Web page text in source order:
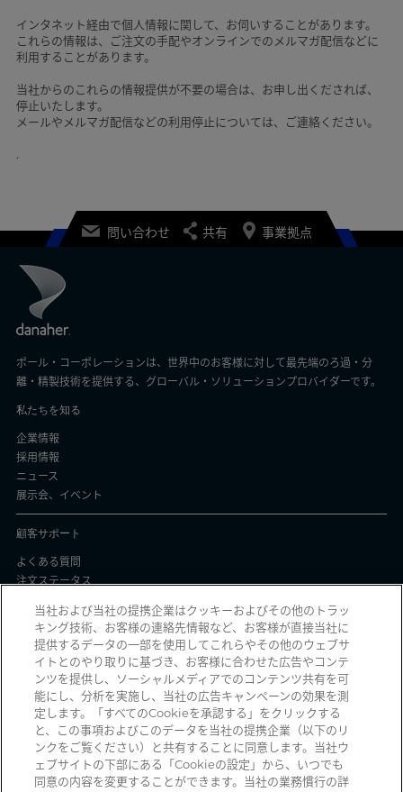
インタネット経由で個人情報に関して、お伺いすることがあります。
これらの情報は、ご注文の手配やオンラインでのメルマガ配信などに
利用することがあります。
当社からのこれらの情報提供が不要の場合は、お申し出くだされば、
停止いたします。
メールやメルマガ配信などの利用停止については、ご連絡ください。
.
問い合わせ 共有 事業拠点
ポール・コーポレーションは、世界中のお客様に対して最先端のろ過・分
離・精製技術を提供する、グローバル・ソリューションプロバイダーです。
私たちを知る
企業情報
採用情報
ニュース
展示会、イベント
顧客サポート
よくある質問
注文ステータス
プライバシーと使用
個人情報保護方針
契約条件
Manage Cookies
詐欺メールを受信していませんか？ 詐欺の疑いのある不審な電子メール、ソ
当社および当社の提携企業はクッキーおよびその他のトラッ
キング技術、お客様の連絡先情報など、お客様が直接当社に
提供するデータの一部を使用してこれらやその他のウェブサ
イトとのやり取りに基づき、お客様に合わせた広告やコンテ
ンツを提供し、ソーシャルメディアでのコンテンツ共有を可
能にし、分析を実施し、当社の広告キャンペーンの効果を測
定します。「すべてのCookieを承認する」をクリックする
と、この事項およびこのデータを当社の提携企業（以下のリ
ンクをご覧ください）と共有することに同意します。当社ウ
ェブサイトの下部にある「Cookieの設定」から、いつでも
同意の内容を変更することができます。当社の業務慣行の詳